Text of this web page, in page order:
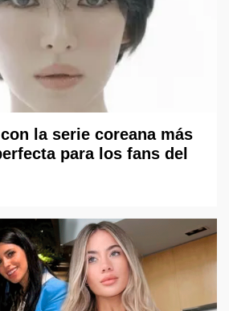
la serie coreana más
para los fans del